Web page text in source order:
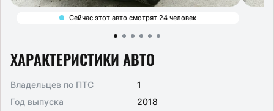
Сейчас этот авто смотрят 24 человек
ХАРАКТЕРИСТИКИ АВТО
Владельцев по ПТС
1
Год выпуска
2018